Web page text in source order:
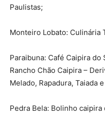
Paulistas;
Monteiro Lobato: Culinária
Paraibuna: Café Caipira
Rancho Chão Caipira –
Melado, Rapadura, Taiada
Pedra Bela: Bolinho